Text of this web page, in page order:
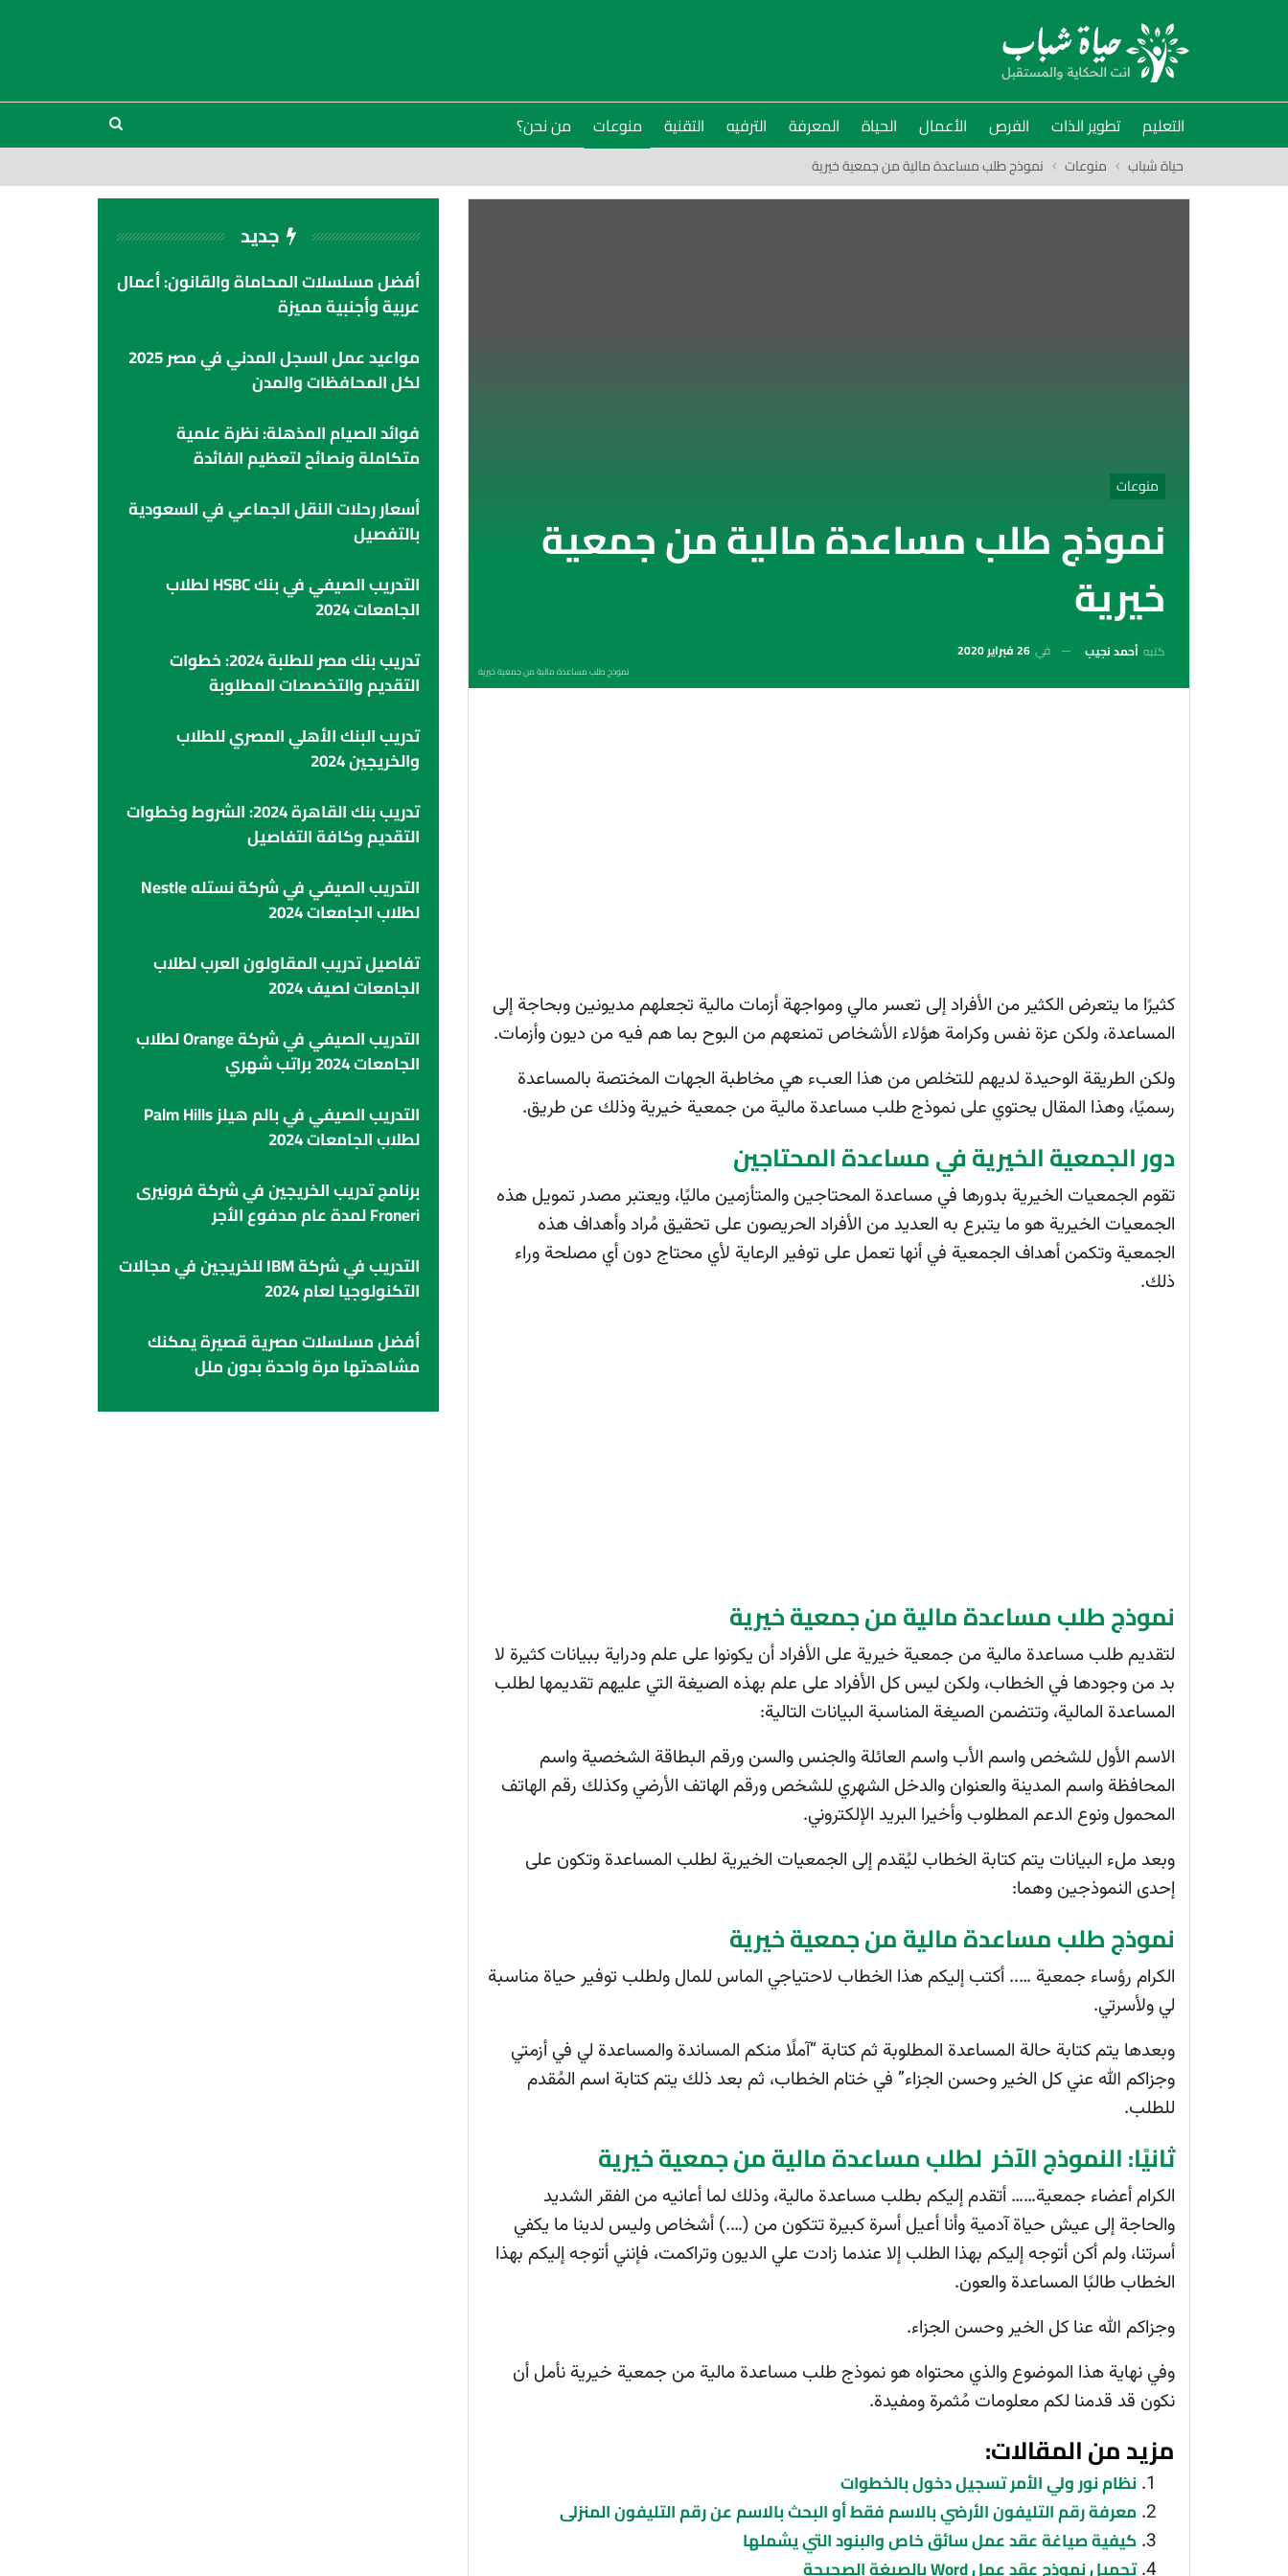
التعليم تطوير الذات الفرص الأعمال الحياة المعرفة الترفيه التقنية منوعات من نحن؟
حياة شباب منوعات نموذج طلب مساعدة مالية من جمعية خيرية
منوعات
نموذج طلب مساعدة مالية من جمعية
خيرية
كتبه أحمد نجيب في 26 فبراير 2020
نموذج طلب مساعدة مالية من جمعية خيرية
كثيرًا ما يتعرض الكثير من الأفراد إلى تعسر مالي ومواجهة أزمات مالية تجعلهم مديونين وبحاجة إلى
المساعدة، ولكن عزة نفس وكرامة هؤلاء الأشخاص تمنعهم من البوح بما هم فيه من ديون وأزمات.
ولكن الطريقة الوحيدة لديهم للتخلص من هذا العبء هي مخاطبة الجهات المختصة بالمساعدة
رسميًا، وهذا المقال يحتوي على نموذج طلب مساعدة مالية من جمعية خيرية وذلك عن طريق.
دور الجمعية الخيرية في مساعدة المحتاجين
تقوم الجمعيات الخيرية بدورها في مساعدة المحتاجين والمتأزمين ماليًا، ويعتبر مصدر تمويل هذه
الجمعيات الخيرية هو ما يتبرع به العديد من الأفراد الحريصون على تحقيق مُراد وأهداف هذه
الجمعية وتكمن أهداف الجمعية في أنها تعمل على توفير الرعاية لأي محتاج دون أي مصلحة وراء
ذلك.
نموذج طلب مساعدة مالية من جمعية خيرية
لتقديم طلب مساعدة مالية من جمعية خيرية على الأفراد أن يكونوا على علم ودراية ببيانات كثيرة لا
بد من وجودها في الخطاب، ولكن ليس كل الأفراد على علم بهذه الصيغة التي عليهم تقديمها لطلب
المساعدة المالية، وتتضمن الصيغة المناسبة البيانات التالية:
الاسم الأول للشخص واسم الأب واسم العائلة والجنس والسن ورقم البطاقة الشخصية واسم
المحافظة واسم المدينة والعنوان والدخل الشهري للشخص ورقم الهاتف الأرضي وكذلك رقم الهاتف
المحمول ونوع الدعم المطلوب وأخيرا البريد الإلكتروني.
وبعد ملء البيانات يتم كتابة الخطاب ليُقدم إلى الجمعيات الخيرية لطلب المساعدة وتكون على
إحدى النموذجين وهما:
نموذج طلب مساعدة مالية من جمعية خيرية
الكرام رؤساء جمعية ….. أكتب إليكم هذا الخطاب لاحتياجي الماس للمال ولطلب توفير حياة مناسبة
لي ولأسرتي.
وبعدها يتم كتابة حالة المساعدة المطلوبة ثم كتابة “آملًا منكم المساندة والمساعدة لي في أزمتي
وجزاكم الله عني كل الخير وحسن الجزاء” في ختام الخطاب، ثم بعد ذلك يتم كتابة اسم المُقدم
للطلب.
ثانيًا: النموذج الآخر لطلب مساعدة مالية من جمعية خيرية
الكرام أعضاء جمعية…… أتقدم إليكم بطلب مساعدة مالية، وذلك لما أعانيه من الفقر الشديد
والحاجة إلى عيش حياة آدمية وأنا أعيل أسرة كبيرة تتكون من (….) أشخاص وليس لدينا ما يكفي
أسرتنا، ولم أكن أتوجه إليكم بهذا الطلب إلا عندما زادت علي الديون وتراكمت، فإنني أتوجه إليكم بهذا
الخطاب طالبًا المساعدة والعون.
وجزاكم الله عنا كل الخير وحسن الجزاء.
وفي نهاية هذا الموضوع والذي محتواه هو نموذج طلب مساعدة مالية من جمعية خيرية نأمل أن
نكون قد قدمنا لكم معلومات مُثمرة ومفيدة.
مزيد من المقالات:
نظام نور ولي الأمر تسجيل دخول بالخطوات
معرفة رقم التليفون الأرضي بالاسم فقط أو البحث بالاسم عن رقم التليفون المنزلى
كيفية صياغة عقد عمل سائق خاص والبنود التي يشملها
تحميل نموذج عقد عمل Word بالصيغة الصحيحة
جديد
أفضل مسلسلات المحاماة والقانون: أعمال
عربية وأجنبية مميزة
مواعيد عمل السجل المدني في مصر 2025
لكل المحافظات والمدن
فوائد الصيام المذهلة: نظرة علمية
متكاملة ونصائح لتعظيم الفائدة
أسعار رحلات النقل الجماعي في السعودية
بالتفصيل
التدريب الصيفي في بنك HSBC لطلاب
الجامعات 2024
تدريب بنك مصر للطلبة 2024: خطوات
التقديم والتخصصات المطلوبة
تدريب البنك الأهلي المصري للطلاب
والخريجين 2024
تدريب بنك القاهرة 2024: الشروط وخطوات
التقديم وكافة التفاصيل
التدريب الصيفي في شركة نستله Nestle
لطلاب الجامعات 2024
تفاصيل تدريب المقاولون العرب لطلاب
الجامعات لصيف 2024
التدريب الصيفي في شركة Orange لطلاب
الجامعات 2024 براتب شهري
التدريب الصيفي في بالم هيلز Palm Hills
لطلاب الجامعات 2024
برنامج تدريب الخريجين في شركة فرونيرى
Froneri لمدة عام مدفوع الأجر
التدريب في شركة IBM للخريجين في مجالات
التكنولوجيا لعام 2024
أفضل مسلسلات مصرية قصيرة يمكنك
مشاهدتها مرة واحدة بدون ملل